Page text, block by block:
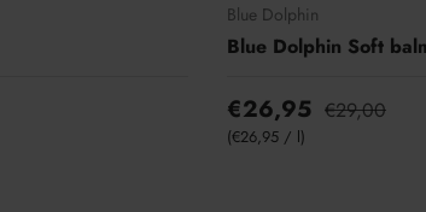
Blue Dolphin
Blue Dolphin Soft
€26,95 €29,00
Eenheid prijs
€26,95 / l